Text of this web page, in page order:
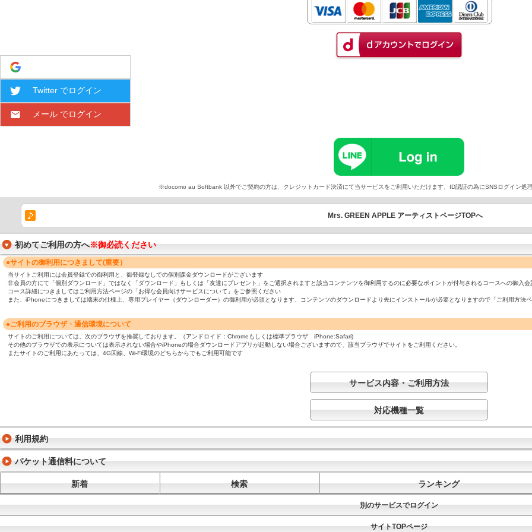
Twitter でログイン
メール でログイン
※docomo au Softbank 以外でご契約の方は、クレジットカード決済にて当サービスをご利用いただけます、ID認証の為にSNSログイン処
Mrs. GREEN APPLE アーティストページTOPへ
初めてご利用の方へ※御必読ください
●サイトの御利用につきまして(重要）
当サイトご利用には会員登録での御利用と、御登録なしでの個別課金ダウンロードがございます
非会員の方にて「個別ダウンロード」ではなく「ダウンロード」もしくは「友達にプレゼント」をご選択されますと該当コンテンツを御利用するのに必要なポイントが付与されるコースへの御入会
コース詳細につきましてはご利用方法ページの「お得な会員向けサービスについて」をご参照ください
また、iPhoneにつきましては端末の仕様上、専用プレイヤー（ダウンローダー）の御利用が必須となります、コンテンツのダウンロードより先にインストールが必要となりますので「ご利用方法
●ご利用のブラウザ・通信環境について
サイトのご利用については、次のブラウザを推奨しております。（アンドロイド：Chromeもしくは標準ブラウザ iPhone:Safari)
その他のブラウザでの表示については表示されない場合やiPhoneの場合ダウンロードアプリが起動しない場合ございますので、該当ブラウザでサイトをご利用ください。
またサイトのご利用にあたっては、4G回線、Wi-Fi環境のどちらからでもご利用可能です
サービス内容・ご利用方法
対応機種一覧
利用規約
パケット通信料について
新着 検索 ランキング
別のサービスでログイン
サイトTOPページ